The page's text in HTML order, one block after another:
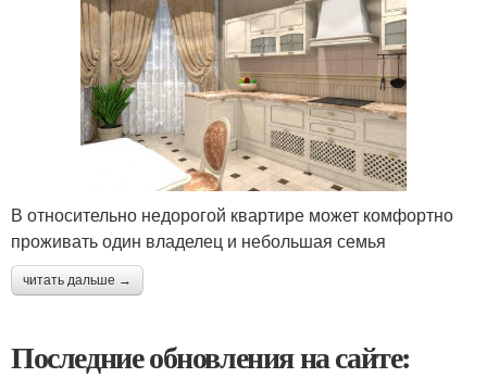
В относительно недорогой квартире может комфортно
проживать один владелец и небольшая семья
читать дальше →
Последние обновления на сайте: